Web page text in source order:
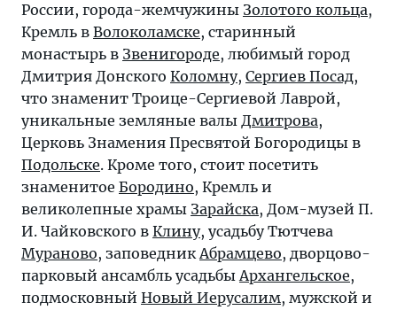
России, города-жемчужины Золотого кольца,
Кремль в Волоколамске, старинный
монастырь в Звенигороде, любимый город
Дмитрия Донского Коломну, Сергиев Посад,
что знаменит Троице-Сергиевой Лаврой,
уникальные земляные валы Дмитрова,
Церковь Знамения Пресвятой Богородицы в
Подольске. Кроме того, стоит посетить
знаменитое Бородино, Кремль и
великолепные храмы Зарайска, Дом-музей П.
И. Чайковского в Клину, усадьбу Тютчева
Мураново, заповедникАбрамцево, дворцово-
парковый ансамбль усадьбыАрхангельское,
подмосковный Новый Иерусалим, мужской и